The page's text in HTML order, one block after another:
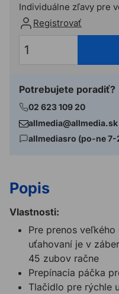
Individuálne zľavy pre
Registrovať
Potrebujete poradiť?
02 623 109 20
allmedia@allmedia.sk
allmediasro (po-ne 7-
Popis
Vlastnosti:
Pre prenos
uťahovaní je v
45 zubov račne
Prepínacia páčka
Tlačidlo pre rýchle